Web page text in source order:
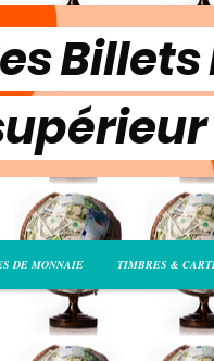
DE MONNAIE TIMBRES &